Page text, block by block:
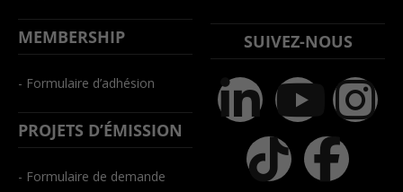
MEMBERSHIP
- Formulaire d’adhésion
PROJETS D’ÉMISSION
- Formulaire de demande
SUIVEZ-NOUS